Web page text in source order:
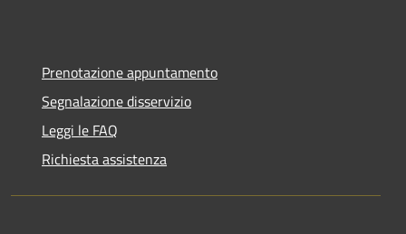
Prenotazione appuntamento
Segnalazione disservizio
Leggi le FAQ
Richiesta assistenza